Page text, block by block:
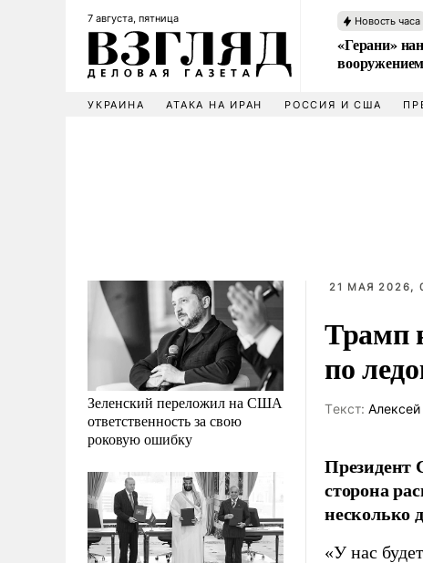
7 августа, пятница Новость часа
«Герани»
УКРАИНА АТАКА НА ИРАН РОССИЯ И США
Зеленский переложил на США
ответственность за свою
роковую ошибку
21 МАЯ 2026,
Трамп
по
Tекст:
Президент
сторона
несколько
«У нас